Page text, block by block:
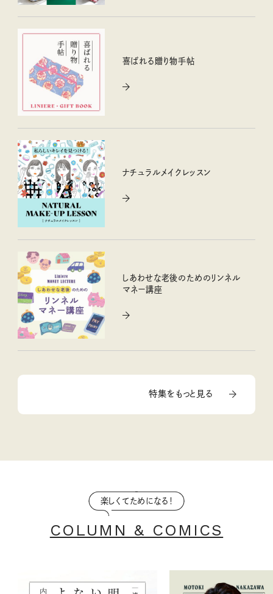
喜ばれる贈り物手帖
ナチュラルメイクレッスン
しあわせな老後のためのリンネル
マネー講座
特集をもっと見る
楽しくてためになる！
COLUMN & COMICS